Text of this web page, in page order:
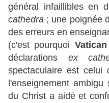
général infaillibles en
cathedra ; une poignée
des erreurs en
(c'est pourquoi
déclarations ex
spectaculaire est celui
l'enseignement
du Christ a aidé et